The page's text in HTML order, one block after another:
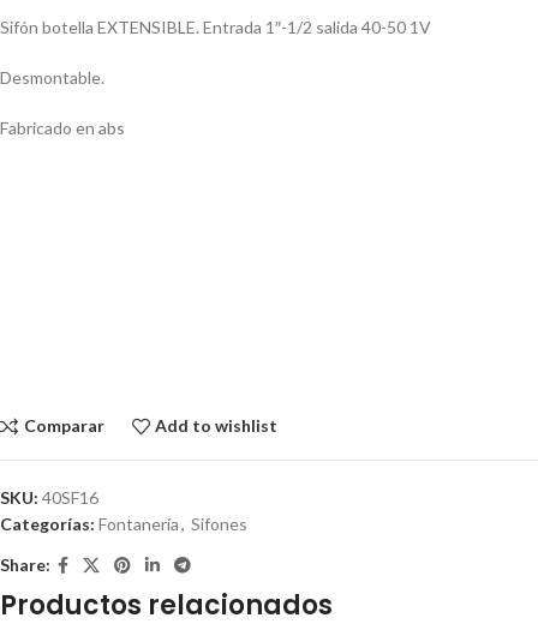
Sifón botella EXTENSIBLE. Entrada 1″-1/2 salida 40-50 1V
Desmontable.
Fabricado en abs
Comparar Add to wishlist
SKU: 40SF16
Categorías: Fontanería, Sifones
Share:
Productos relacionados